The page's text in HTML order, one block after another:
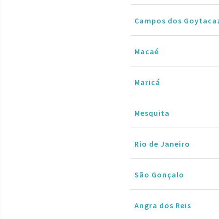
Campos dos
Macaé
Maricá
Mesquita
Rio de Janeiro
São Gonçalo
Angra dos Reis